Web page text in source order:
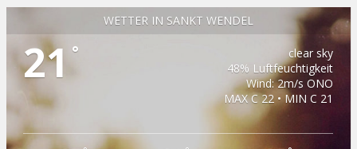
WETTER IN SANKT WENDEL
21°
clear sky
48% Luftfeuchtigkeit
Wind: 2m/s ONO
MAX C 22 • MIN C 21